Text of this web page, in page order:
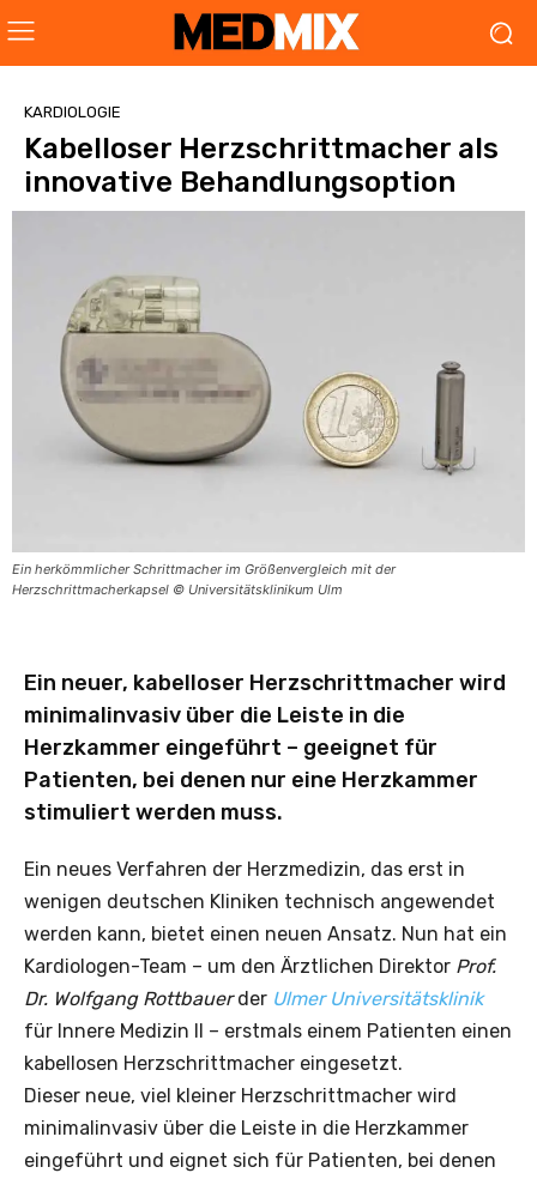
KARDIOLOGIE
Kabelloser Herzschrittmacher als
innovative Behandlungsoption
Ein herkömmlicher Schrittmacher im Größenvergleich mit der
Herzschrittmacherkapsel © Universitätsklinikum Ulm
Ein neuer, kabelloser Herzschrittmacher wird
minimalinvasiv über die Leiste in die
Herzkammer eingeführt – geeignet für
Patienten, bei denen nur eine Herzkammer
stimuliert werden muss.
Ein neues Verfahren der Herzmedizin, das erst in
wenigen deutschen Kliniken technisch angewendet
werden kann, bietet einen neuen Ansatz. Nun hat ein
Kardiologen-Team – um den Ärztlichen Direktor Prof.
Dr. Wolfgang Rottbauerder Ulmer Universitätsklinik
für Innere Medizin II – erstmals einem Patienten einen
kabellosen Herzschrittmacher eingesetzt.
Dieser neue, viel kleiner Herzschrittmacher wird
minimalinvasiv über die Leiste in die Herzkammer
eingeführt und eignet sich für Patienten, bei denen